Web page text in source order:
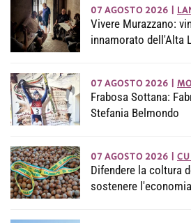
07 AGOSTO 2026
Vivere Murazzano:
innamorato dell'Alta
07 AGOSTO 2026
Frabosa Sottana:
Stefania Belmondo
07 AGOSTO 2026
Difendere la coltura
sostenere